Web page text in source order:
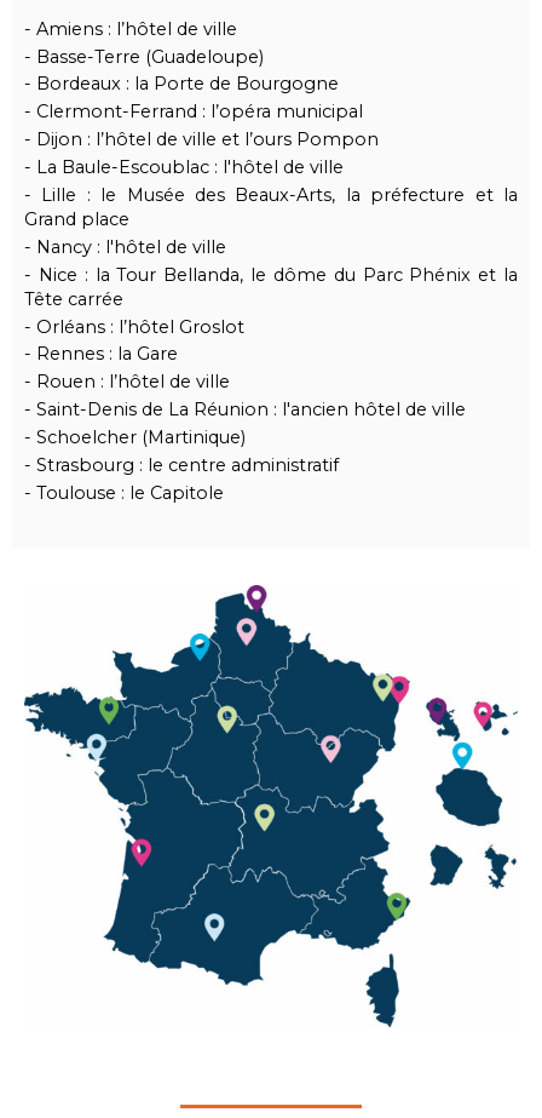
- Amiens : l’hôtel de ville
- Basse-Terre (Guadeloupe)
- Bordeaux : la Porte de Bourgogne
- Clermont-Ferrand : l’opéra municipal
- Dijon : l’hôtel de ville et l’ours Pompon
- La Baule-Escoublac : l'hôtel de ville
- Lille : le Musée des Beaux-Arts, la préfecture et la
Grand place
- Nancy : l'hôtel de ville
- Nice : la Tour Bellanda, le dôme du Parc Phénix et la
Tête carrée
- Orléans : l’hôtel Groslot
- Rennes : la Gare
- Rouen : l’hôtel de ville
- Saint-Denis de La Réunion : l'ancien hôtel de ville
- Schoelcher (Martinique)
- Strasbourg : le centre administratif
- Toulouse : le Capitole